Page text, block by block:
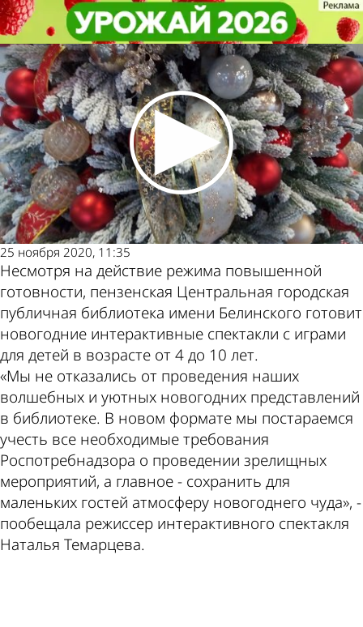
В пензенской библиотеке для
детей готовят камерные елки
Общество
25 ноября 2020, 11:35
Несмотря на действие режима повышенной
готовности, пензенская Центральная городская
публичная библиотека имени Белинского готовит
новогодние интерактивные спектакли с играми
для детей в возрасте от 4 до 10 лет.
«Мы не отказались от проведения наших
волшебных и уютных новогодних представлений
в библиотеке. В новом формате мы постараемся
учесть все необходимые требования
Роспотребнадзора о проведении зрелищных
мероприятий, а главное - сохранить для
маленьких гостей атмосферу новогоднего чуда», -
пообещала режиссер интерактивного спектакля
Наталья Темарцева.
В пензенской библиотеке для
детей готовят камерные елки
Общество
Другие новости по
теме
Погода и курсы
валют в Пензе